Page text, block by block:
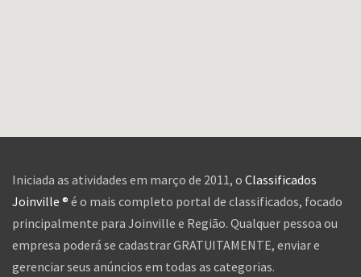
Iniciada as atividades em março de 2011, o Classificados
Joinville ® é o mais completo portal de classificados, focado
principalmente para Joinville e Região. Qualquer pessoa ou
empresa poderá se cadastrar GRATUITAMENTE, enviar e
gerenciar seus anúncios em todas as categorias.